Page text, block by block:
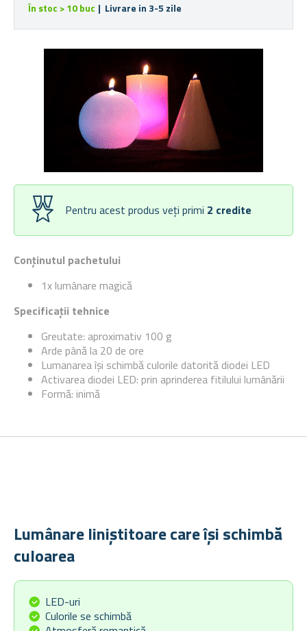
Conținutul pachetului
1x lumânare magică
Specificații tehnice
Greutate: aproximativ 100 g
Arde până la 20 de ore
Lumanarea își schimbă culorile datorită diodei LED
Activarea diodei LED: prin aprinderea fitilului lumânării
Formă: inimă
În stoc > 10 buc | Livrare in 3-5 zile
Pentru acest produs veți primi 2 credite
Lumânare liniștitoare care își schimbă
culoarea
LED-uri
Culorile se schimbă